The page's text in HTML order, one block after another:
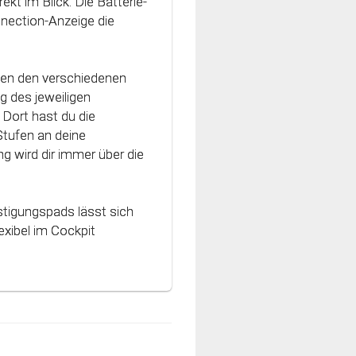
Anzeige die
den verschiedenen
des jeweiligen
hast du die
an deine
wird dir immer über die
lässt sich
im Cockpit
Technologie
und können optimal